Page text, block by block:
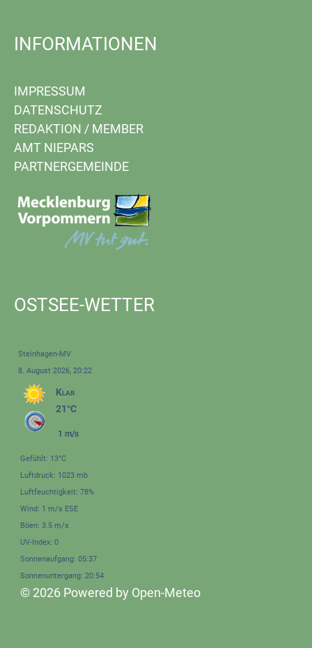
INFORMATIONEN
IMPRESSUM
DATENSCHUTZ
REDAKTION / MEMBER
AMT NIEPARS
PARTNERGEMEINDE
OSTSEE-WETTER
Steinhagen-MV
8. August 2026, 20:22
Klar
21°C
1 m/s
Gefühlt: 13°C
Luftdruck: 1023 mb
Luftfeuchtigkeit: 78%
Wind: 1 m/s ESE
Böen: 3.5 m/s
UV-Index: 0
Sonnenaufgang: 05:37
Sonnenuntergang: 20:54
© 2026 Powered by Open-Meteo